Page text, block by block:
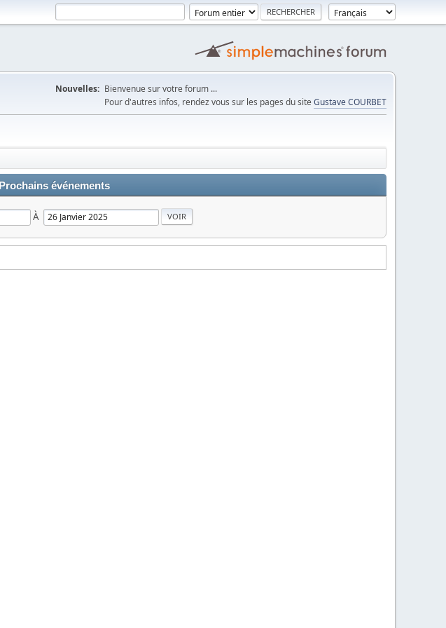
Nouvelles: Bienvenue sur votre forum ...
Pour d'autres infos, rendez vous sur les pages du site Gustave COURBET
Prochains événements
À